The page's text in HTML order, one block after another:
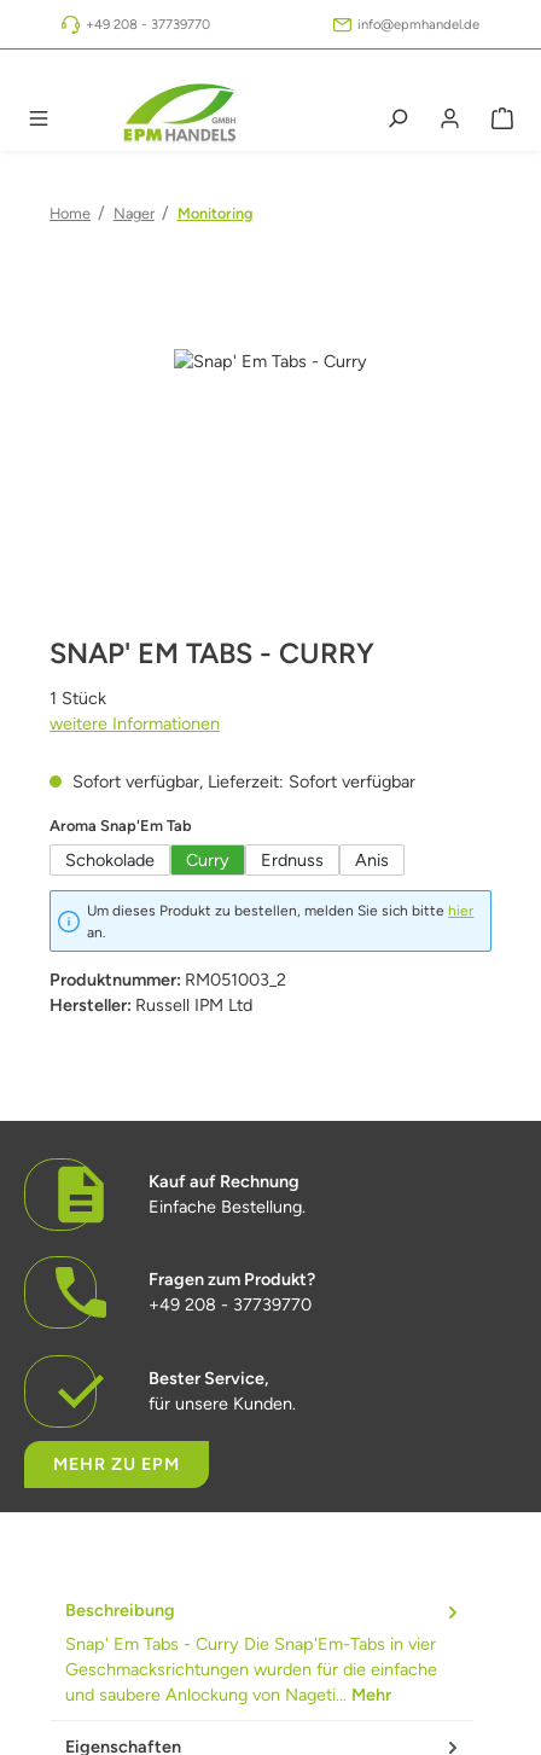
Zum Hauptinhalt springen
+49 208 - 37739770 info@epmhandel.de
Home / Nager / Monitoring
Bildergalerie überspringen
SNAP' EM TABS - CURRY
1 Stück
weitere Informationen
Sofort verfügbar, Lieferzeit: Sofort verfügbar
Aroma Snap'Em Tab
Schokolade Curry Erdnuss Anis
Um dieses Produkt zu bestellen, melden Sie sich bittehier
an.
Produktnummer: RM051003_2
Hersteller: Russell IPM Ltd
Kauf auf Rechnung
Einfache Bestellung.
Fragen zum Produkt?
+49 208 - 37739770
Bester Service,
für unsere Kunden.
MEHR ZU EPM
Beschreibung
Snap' Em Tabs - Curry Die Snap'Em-Tabs in vier
Geschmacksrichtungen wurden für die einfache
und saubere Anlockung von Nageti… Mehr
Eigenschaften